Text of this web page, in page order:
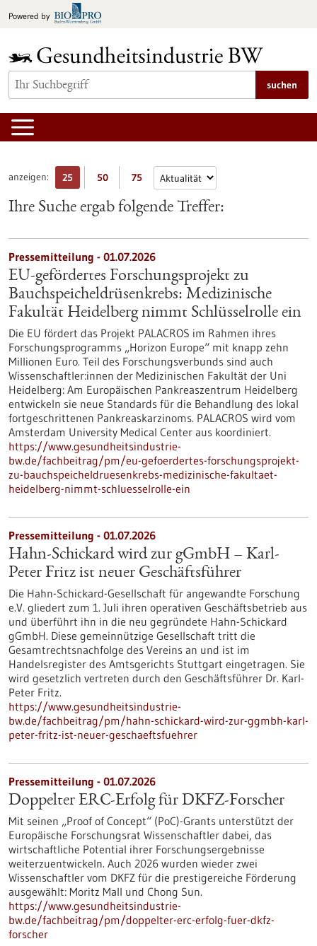
Inhalt
Powered by
suchen
anzeigen: 25 50 75
Ihre Suche ergab folgende Treffer:
Pressemitteilung - 01.07.2026
EU-gefördertes Forschungsprojekt zu
Bauchspeicheldrüsenkrebs: Medizinische
Fakultät Heidelberg nimmt Schlüsselrolle ein
Die EU fördert das Projekt PALACROS im Rahmen ihres
Forschungsprogramms „Horizon Europe“ mit knapp zehn
Millionen Euro. Teil des Forschungsverbunds sind auch
Wissenschaftler:innen der Medizinischen Fakultät der Uni
Heidelberg: Am Europäischen Pankreaszentrum Heidelberg
entwickeln sie neue Standards für die Behandlung des lokal
fortgeschrittenen Pankreaskarzinoms. PALACROS wird vom
Amsterdam University Medical Center aus koordiniert.
https://www.gesundheitsindustrie-
bw.de/fachbeitrag/pm/eu-gefoerdertes-forschungsprojekt-
zu-bauchspeicheldruesenkrebs-medizinische-fakultaet-
heidelberg-nimmt-schluesselrolle-ein
Pressemitteilung - 01.07.2026
Hahn-Schickard wird zur gGmbH – Karl-
Peter Fritz ist neuer Geschäftsführer
Die Hahn-Schickard-Gesellschaft für angewandte Forschung
e.V. gliedert zum 1. Juli ihren operativen Geschäftsbetrieb aus
und überführt ihn in die neu gegründete Hahn-Schickard
gGmbH. Diese gemeinnützige Gesellschaft tritt die
Gesamtrechtsnachfolge des Vereins an und ist im
Handelsregister des Amtsgerichts Stuttgart eingetragen. Sie
wird gesetzlich vertreten durch den Geschäftsführer Dr. Karl-
Peter Fritz.
https://www.gesundheitsindustrie-
bw.de/fachbeitrag/pm/hahn-schickard-wird-zur-ggmbh-karl-
peter-fritz-ist-neuer-geschaeftsfuehrer
Pressemitteilung - 01.07.2026
Doppelter ERC-Erfolg für DKFZ-Forscher
Mit seinen „Proof of Concept“ (PoC)-Grants unterstützt der
Europäische Forschungsrat Wissenschaftler dabei, das
wirtschaftliche Potential ihrer Forschungsergebnisse
weiterzuentwickeln. Auch 2026 wurden wieder zwei
Wissenschaftler vom DKFZ für die prestigereiche Förderung
ausgewählt: Moritz Mall und Chong Sun.
https://www.gesundheitsindustrie-
bw.de/fachbeitrag/pm/doppelter-erc-erfolg-fuer-dkfz-
forscher